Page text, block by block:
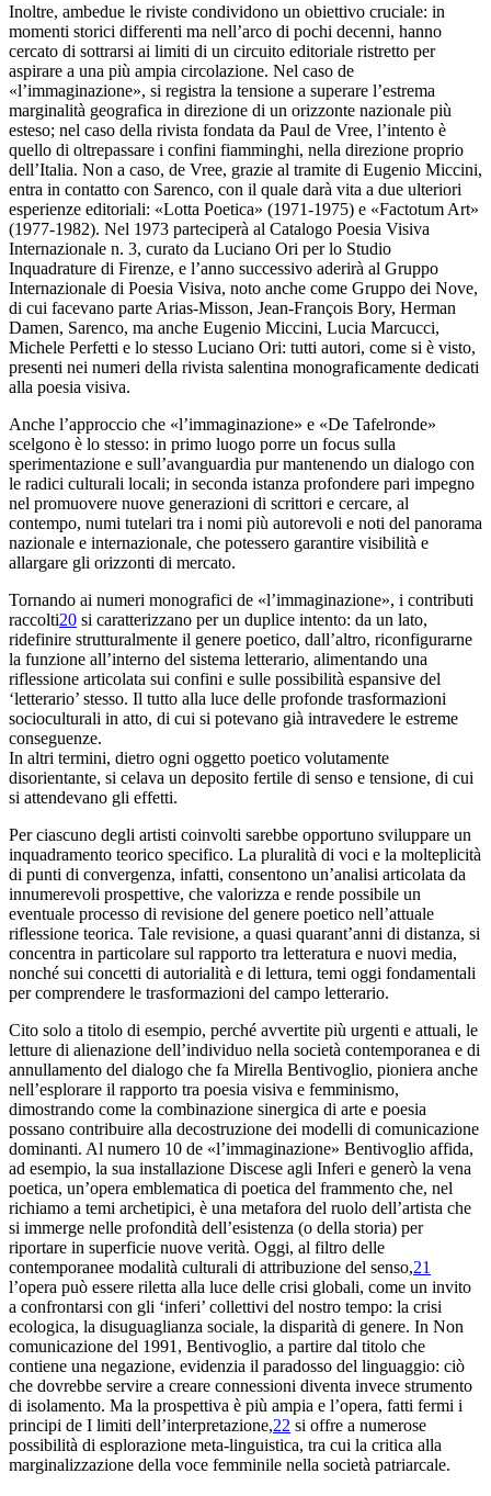
Inoltre, ambedue le riviste condividono un obiettivo cruciale: in
momenti storici differenti ma nell’arco di pochi decenni, hanno
cercato di sottrarsi ai limiti di un circuito editoriale ristretto per
aspirare a una più ampia circolazione. Nel caso de
«l’immaginazione», si registra la tensione a superare l’estrema
marginalità geografica in direzione di un orizzonte nazionale più
esteso; nel caso della rivista fondata da Paul de Vree, l’intento è
quello di oltrepassare i confini fiamminghi, nella direzione proprio
dell’Italia. Non a caso, de Vree, grazie al tramite di Eugenio Miccini,
entra in contatto con Sarenco, con il quale darà vita a due ulteriori
esperienze editoriali: «Lotta Poetica» (1971-1975) e «Factotum Art»
(1977-1982). Nel 1973 parteciperà al Catalogo Poesia Visiva
Internazionale n. 3, curato da Luciano Ori per lo Studio
Inquadrature di Firenze, e l’anno successivo aderirà al Gruppo
Internazionale di Poesia Visiva, noto anche come Gruppo dei Nove,
di cui facevano parte Arias-Misson, Jean-François Bory, Herman
Damen, Sarenco, ma anche Eugenio Miccini, Lucia Marcucci,
Michele Perfetti e lo stesso Luciano Ori: tutti autori, come si è visto,
presenti nei numeri della rivista salentina monograficamente dedicati
alla poesia visiva.
Anche l’approccio che «l’immaginazione» e «De Tafelronde»
scelgono è lo stesso: in primo luogo porre un focus sulla
sperimentazione e sull’avanguardia pur mantenendo un dialogo con
le radici culturali locali; in seconda istanza profondere pari impegno
nel promuovere nuove generazioni di scrittori e cercare, al
contempo, numi tutelari tra i nomi più autorevoli e noti del panorama
nazionale e internazionale, che potessero garantire visibilità e
allargare gli orizzonti di mercato.
Tornando ai numeri monografici de «l’immaginazione», i contributi
raccolti20 si caratterizzano per un duplice intento: da un lato,
ridefinire strutturalmente il genere poetico, dall’altro, riconfigurarne
la funzione all’interno del sistema letterario, alimentando una
riflessione articolata sui confini e sulle possibilità espansive del
‘letterario’ stesso. Il tutto alla luce delle profonde trasformazioni
socioculturali in atto, di cui si potevano già intravedere le estreme
conseguenze.
In altri termini, dietro ogni oggetto poetico volutamente
disorientante, si celava un deposito fertile di senso e tensione, di cui
si attendevano gli effetti.
Per ciascuno degli artisti coinvolti sarebbe opportuno sviluppare un
inquadramento teorico specifico. La pluralità di voci e la molteplicità
di punti di convergenza, infatti, consentono un’analisi articolata da
innumerevoli prospettive, che valorizza e rende possibile un
eventuale processo di revisione del genere poetico nell’attuale
riflessione teorica. Tale revisione, a quasi quarant’anni di distanza, si
concentra in particolare sul rapporto tra letteratura e nuovi media,
nonché sui concetti di autorialità e di lettura, temi oggi fondamentali
per comprendere le trasformazioni del campo letterario.
Cito solo a titolo di esempio, perché avvertite più urgenti e attuali, le
letture di alienazione dell’individuo nella società contemporanea e di
annullamento del dialogo che fa Mirella Bentivoglio, pioniera anche
nell’esplorare il rapporto tra poesia visiva e femminismo,
dimostrando come la combinazione sinergica di arte e poesia
possano contribuire alla decostruzione dei modelli di comunicazione
dominanti. Al numero 10 de «l’immaginazione» Bentivoglio affida,
ad esempio, la sua installazione Discese agli Inferi e generò la vena
poetica, un’opera emblematica di poetica del frammento che, nel
richiamo a temi archetipici, è una metafora del ruolo dell’artista che
si immerge nelle profondità dell’esistenza (o della storia) per
riportare in superficie nuove verità. Oggi, al filtro delle
contemporanee modalità culturali di attribuzione del senso,21
l’opera può essere riletta alla luce delle crisi globali, come un invito
a confrontarsi con gli ‘inferi’ collettivi del nostro tempo: la crisi
ecologica, la disuguaglianza sociale, la disparità di genere. In Non
comunicazione del 1991, Bentivoglio, a partire dal titolo che
contiene una negazione, evidenzia il paradosso del linguaggio: ciò
che dovrebbe servire a creare connessioni diventa invece strumento
di isolamento. Ma la prospettiva è più ampia e l’opera, fatti fermi i
principi de I limiti dell’interpretazione,22 si offre a numerose
possibilità di esplorazione meta-linguistica, tra cui la critica alla
marginalizzazione della voce femminile nella società patriarcale.